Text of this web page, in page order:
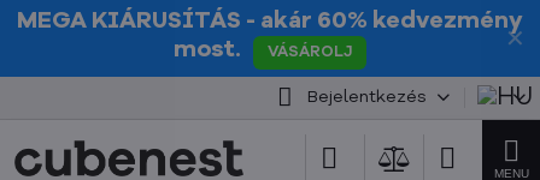
✕
MEGA KIÁRUSÍTÁS - akár 60% kedvezmény
most.
VÁSÁROLJ
Bejelentkezés